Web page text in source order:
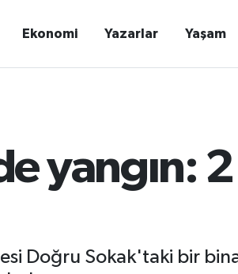
Ekonomi Yazarlar Yaşam
yangın:
Doğru Sokak'taki bir